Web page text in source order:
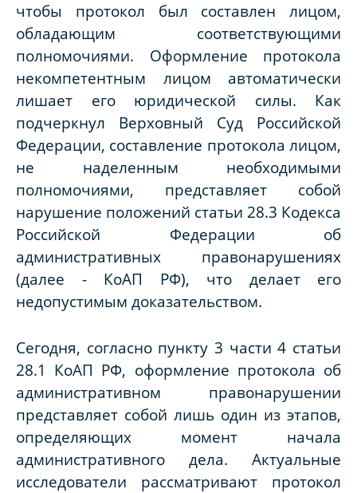
чтобы протокол был составлен лицом,
обладающим соответствующими
полномочиями. Оформление протокола
некомпетентным лицом автоматически
лишает его юридической силы. Как
подчеркнул Верховный Суд Российской
Федерации, составление протокола лицом,
не наделенным необходимыми
полномочиями, представляет собой
нарушение положений статьи 28.3 Кодекса
Российской Федерации об
административных правонарушениях
(далее - КоАП РФ), что делает его
недопустимым доказательством.
Сегодня, согласно пункту 3 части 4 статьи
28.1 КоАП РФ, оформление протокола об
административном правонарушении
представляет собой лишь один из этапов,
определяющих момент начала
административного дела. Актуальные
исследователи рассматривают протокол